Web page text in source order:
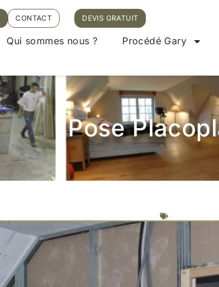
CONTACT DEVIS GRATUIT
Qui sommes nous ? Procédé Gary
Pose